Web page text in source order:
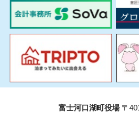
富士河口湖町役場〒